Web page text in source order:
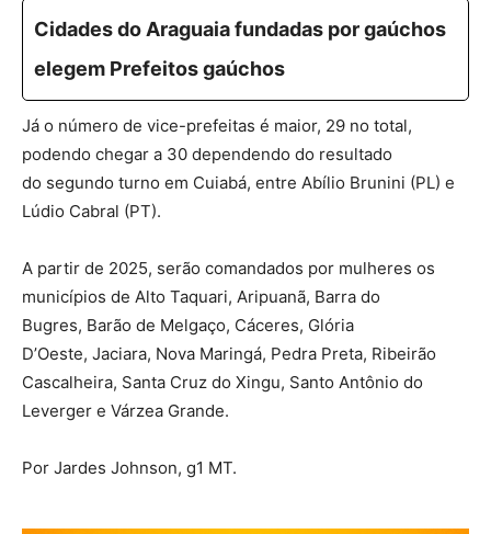
Cidades do Araguaia fundadas por gaúchos
elegem Prefeitos gaúchos
Já o número de vice-prefeitas é maior, 29 no total,
podendo chegar a 30 dependendo do resultado
do segundo turno em Cuiabá, entre Abílio Brunini (PL) e
Lúdio Cabral (PT).
A partir de 2025, serão comandados por mulheres os
municípios de Alto Taquari, Aripuanã, Barra do
Bugres, Barão de Melgaço, Cáceres, Glória
D’Oeste, Jaciara, Nova Maringá, Pedra Preta, Ribeirão
Cascalheira, Santa Cruz do Xingu, Santo Antônio do
Leverger e Várzea Grande.
Por Jardes Johnson, g1 MT.